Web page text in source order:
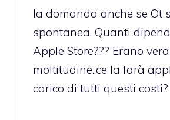
la domanda anche se Ot
spontanea. Quanti
Apple Store??? Erano
moltitudine..ce la farà
carico di tutti questi costi?